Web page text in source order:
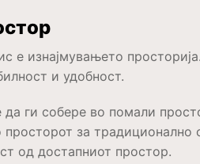
е изнајмувањето
и удобност.
ги собере во помали
просторот за
од достапниот простор.